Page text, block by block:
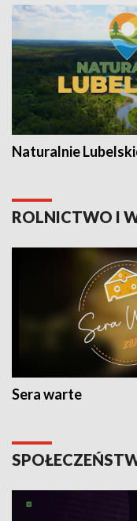
Naturalnie
ROLNICTWO I
Sera warte